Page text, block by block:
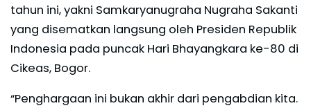
tahun ini, yakni Samkaryanugraha Nugraha Sakanti
yang disematkan langsung oleh Presiden Republik
Indonesia pada puncak Hari Bhayangkara ke-80 di
Cikeas, Bogor.
“Penghargaan ini bukan akhir dari pengabdian kita.